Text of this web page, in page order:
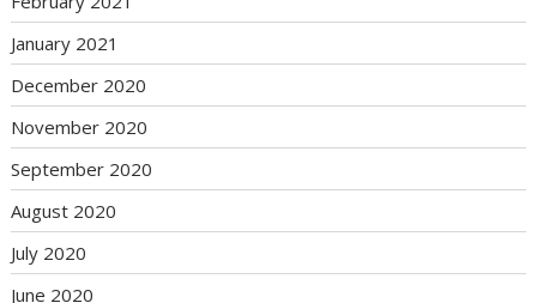
January 2021
December 2020
November 2020
September 2020
August 2020
July 2020
June 2020